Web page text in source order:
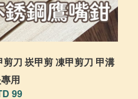
刀 崁甲剪 凍甲剪刀 甲溝
用
99